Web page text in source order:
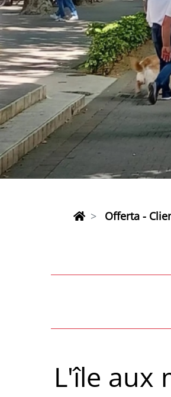
Offerta -
L'île aux